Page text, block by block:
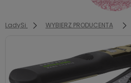
Załóż
Wybierz coś dla siebie z
zaloguj się, aby przywrócić
LadySi WYBIERZ PRODUCENTA